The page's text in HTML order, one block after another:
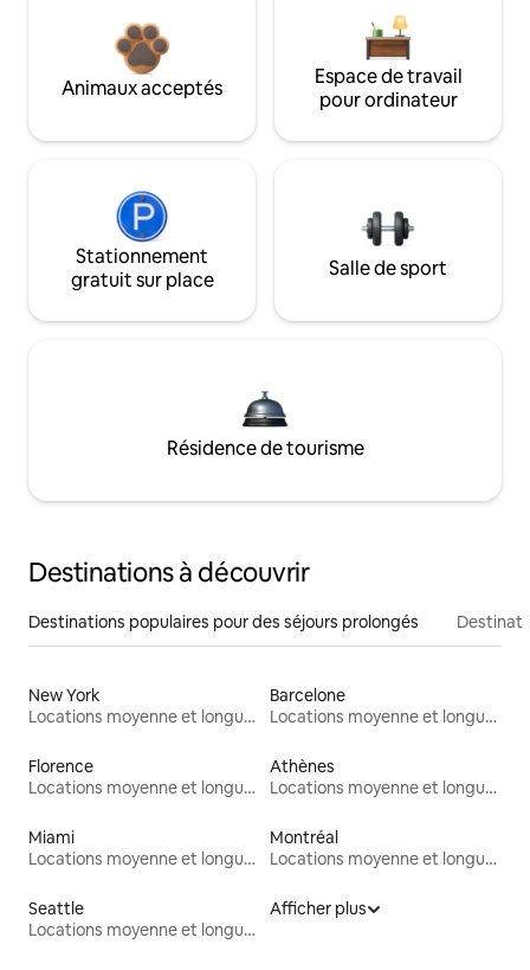
Animaux acceptés
Espace de travail
pour ordinateur
Stationnement
gratuit sur place
Salle de sport
Résidence de tourisme
Destinations à découvrir
Destinations populaires pour des séjours prolongés
New York
Locations moyenne et longue durée
Barcelone
Locations moyenne et longue durée
Florence
Locations moyenne et longue durée
Athènes
Locations moyenne et longue durée
Miami
Locations moyenne et longue durée
Montréal
Locations moyenne et longue durée
Seattle
Locations moyenne et longue durée
Afficher plus